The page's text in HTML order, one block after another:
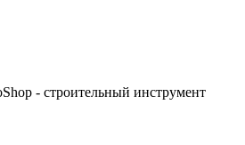
- строительный инструмент